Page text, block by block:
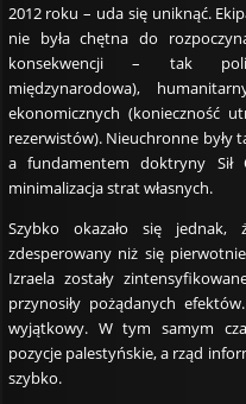
2012 roku – uda się uniknąć.
nie była chętna do
konsekwencji – tak
międzynarodowa),
ekonomicznych (konieczność
rezerwistów). Nieuchronne były
a fundamentem doktryny Sił
minimalizacja strat własnych.
Szybko okazało się
zdesperowany niż się
Izraela zostały
przynosiły pożądanych
wyjątkowy. W tym samym
pozycje palestyńskie, a rząd
szybko.